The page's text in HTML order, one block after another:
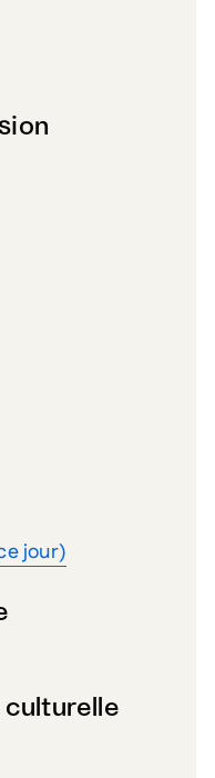
jour)
culturelle